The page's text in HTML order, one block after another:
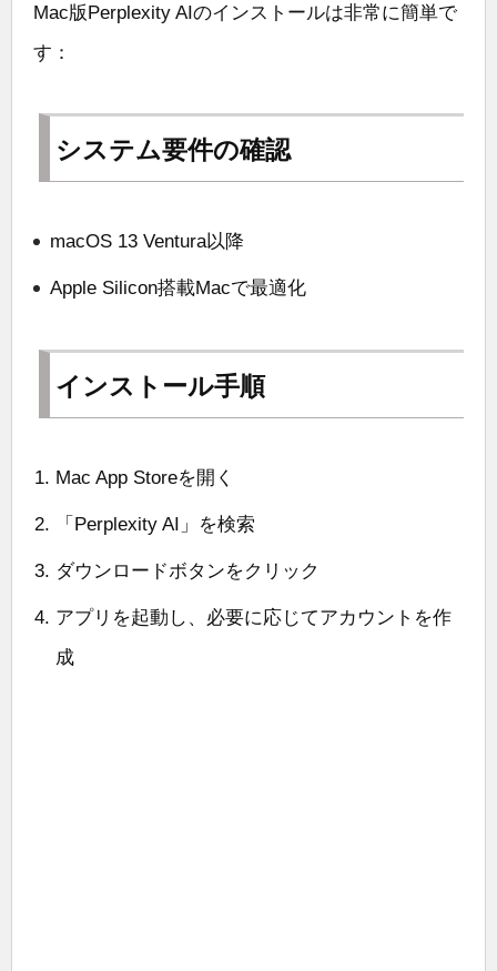
Mac版Perplexity AIのインストールは非常に簡単で
す：
システム要件の確認
macOS 13 Ventura以降
Apple Silicon搭載Macで最適化
インストール手順
Mac App Storeを開く
「Perplexity AI」を検索
ダウンロードボタンをクリック
アプリを起動し、必要に応じてアカウントを作
成